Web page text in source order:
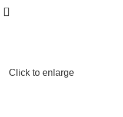
Click to enlarge